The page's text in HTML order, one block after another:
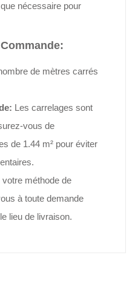
nécessaire pour
de mètres carrés
Les carrelages sont
vous de
de 1.44 m² pour éviter
méthode de
à toute demande
lieu de livraison.